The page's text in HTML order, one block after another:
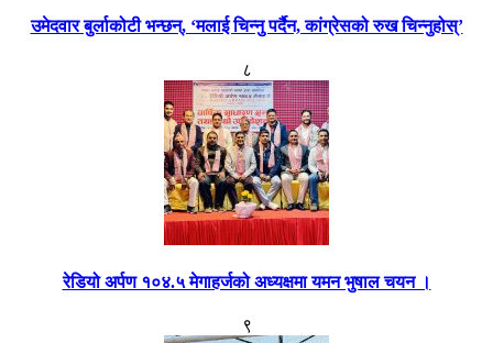
उमेदवार बुर्लाकोटी भन्छन्, ‘मलाई चिन्नु पर्दैन, कांग्रेसको रुख चिन्नुहोस्’
८
रेडियो अर्पण १०४.५ मेगाहर्जको अध्यक्षमा यमन भुषाल चयन ।
९